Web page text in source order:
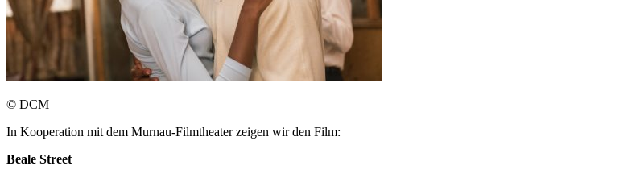
© DCM
In Kooperation mit dem Murnau-Filmtheater zeigen wir den Film:
Beale Street